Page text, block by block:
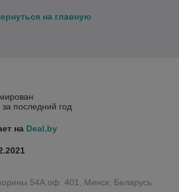
на главную
последний год
на Deal.by
54А,оф. 401, Минск, Беларусь